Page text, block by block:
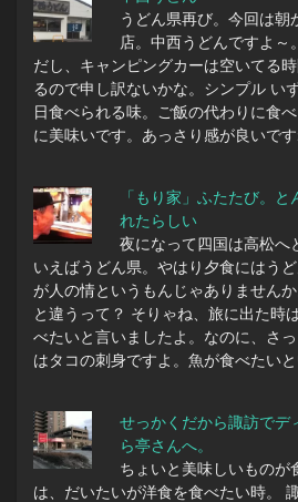
うどん県再び。今回は朝
店。中西うどんですよ～
だし、キャンピングカーは空いてる
るので申し訳ないかな。シンプル い
日食べられる味。ご飯の代わりに食
に美味いです。あっさり感が良いです
「もり家」ふたたび。
れたらしい
夜になって四国は高松へ
いえばうどん県。やはり夕食にはう
が人の情というもんじゃありません
と違うって？ そりゃね、旅に出た時
べたいと言いましたよ。なのに、さ
はタコの刺身ですよ。魚が食べたいと
せっかくだから諏訪でデ
ら亭さんへ。
ちょいと美味しいものが
は、だいたいが洋食を食べたい時。